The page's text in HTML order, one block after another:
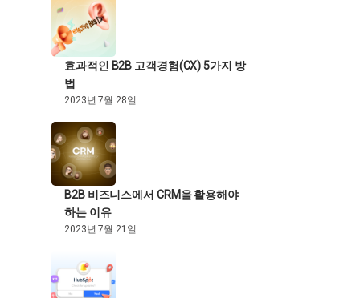
효과적인 B2B 고객경험(CX) 5가지 방
법
2023년 7월 28일
B2B 비즈니스에서 CRM을 활용해야
하는 이유
2023년 7월 21일